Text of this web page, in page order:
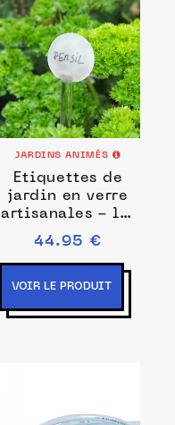
JARDINS ANIMÉS
Etiquettes de
jardin en verre
artisanales - lot
de 5
44.95 €
VOIR LE PRODUIT